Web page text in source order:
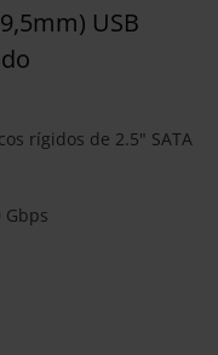
USB
rígidos de 2.5" SATA